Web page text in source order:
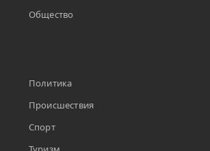
Общество
Политика
Происшествия
Спорт